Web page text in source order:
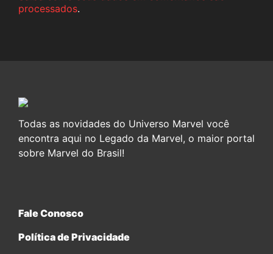
processados.
Todas as novidades do Universo Marvel você
encontra aqui no Legado da Marvel, o maior portal
sobre Marvel do Brasil!
Fale Conosco
Política de Privacidade